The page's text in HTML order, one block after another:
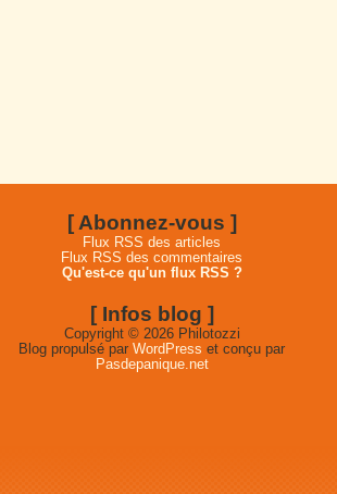
[ Abonnez-vous ]
Flux RSS des articles
Flux RSS des commentaires
Qu'est-ce qu'un flux RSS ?
[ Infos blog ]
Copyright © 2026 Philotozzi
Blog propulsé par WordPress et conçu par
Pasdepanique.net